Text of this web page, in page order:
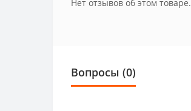
Нет отзывов об этом товаре.
Вопросы (0)